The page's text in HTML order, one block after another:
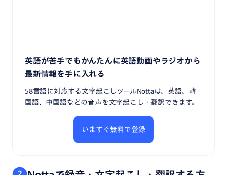
英語が苦手でもかんたんに英語動画やラジオから
最新情報を手に入れる
58言語に対応する文字起こしツールNottaは、英語、韓
国語、中国語などの音声を文字起こし・翻訳できます。
いますぐ無料で登録
2